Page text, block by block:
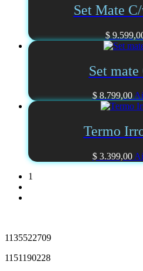
Set Mate
$
Set mate
$8.799,00
Termo
$ 3.399,00
1
1135522709
1151190228